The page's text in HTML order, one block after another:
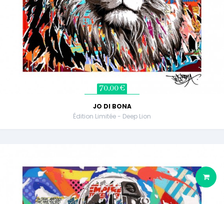
70,00 €
JO DI BONA
Édition Limitée - Deep Lion